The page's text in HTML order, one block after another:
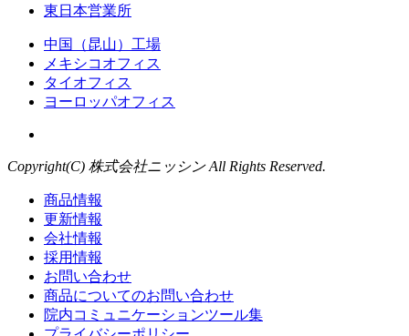
東日本営業所
中国（昆山）工場
メキシコオフィス
タイオフィス
ヨーロッパオフィス
Copyright(C) 株式会社ニッシン All Rights Reserved.
商品情報
更新情報
会社情報
採用情報
お問い合わせ
商品についてのお問い合わせ
院内コミュニケーションツール集